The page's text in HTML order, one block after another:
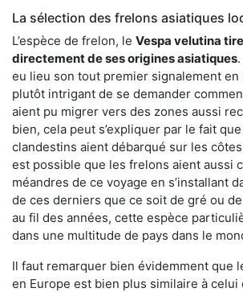
La sélection des frelons asiatiques
L’espèce de frelon, le Vespa velutina
directement de ses origines asiatiques
eu lieu son tout premier signalement en
plutôt intrigant de se demander
aient pu migrer vers des zones aussi
bien, cela peut s’expliquer par le fait
clandestins aient débarqué sur les
est possible que les frelons aient aussi
méandres de ce voyage en s’installant
de ces derniers que ce soit de gré ou
au fil des années, cette espèce
dans une multitude de pays dans le
Il faut remarquer bien évidemment que
en Europe est bien plus similaire à celui